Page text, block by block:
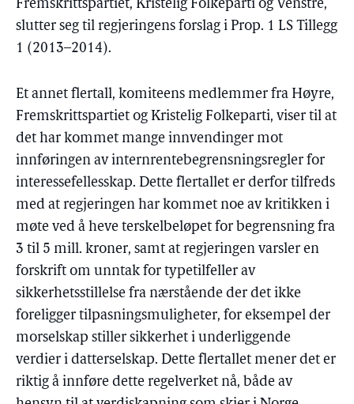
Fremskrittspartiet, Kristelig Folkeparti og Venstre,
slutter seg til regjeringens forslag i Prop. 1 LS Tillegg
1 (2013–2014).
Et annet flertall, komiteens medlemmer fra Høyre,
Fremskrittspartiet og Kristelig Folkeparti, viser til at
det har kommet mange innvendinger mot
innføringen av internrentebegrensningsregler for
interessefellesskap. Dette flertallet er derfor tilfreds
med at regjeringen har kommet noe av kritikken i
møte ved å heve terskelbeløpet for begrensning fra
3 til 5 mill. kroner, samt at regjeringen varsler en
forskrift om unntak for typetilfeller av
sikkerhetsstillelse fra nærstående der det ikke
foreligger tilpasningsmuligheter, for eksempel der
morselskap stiller sikkerhet i underliggende
verdier i datterselskap. Dette flertallet mener det er
riktig å innføre dette regelverket nå, både av